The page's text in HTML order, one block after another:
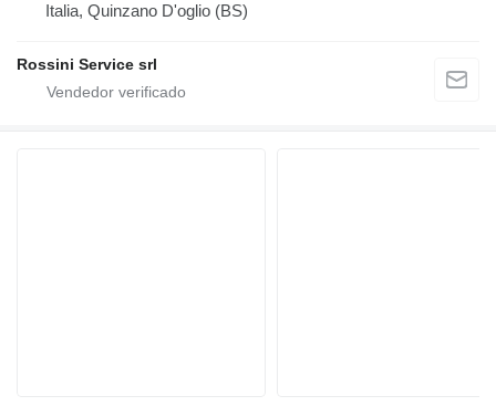
Italia, Quinzano D'oglio (BS)
Rossini Service srl